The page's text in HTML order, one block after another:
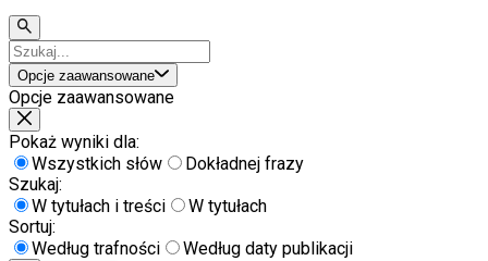
Opcje zaawansowane
Opcje zaawansowane
Pokaż wyniki dla:
Wszystkich słów
Dokładnej frazy
Szukaj:
W tytułach i treści
W tytułach
Sortuj:
Według trafności
Według daty publikacji